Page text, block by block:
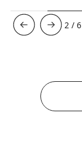
3 /6